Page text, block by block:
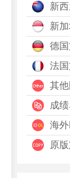
新
新
德
法
其
成
海
原